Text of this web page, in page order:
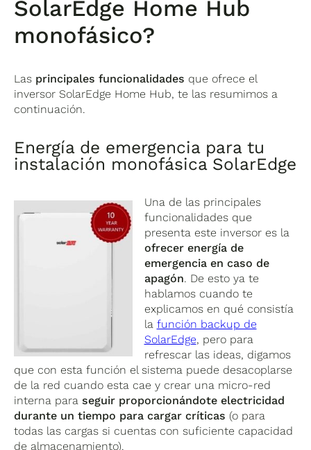
SolarEdge Home Hub
monofásico?
Las principales funcionalidades que ofrece el
inversor SolarEdge Home Hub, te las resumimos a
continuación.
Energía de emergencia para tu
instalación monofásica SolarEdge
Una de las principales
funcionalidades que
presenta este inversor es la
ofrecer energía de
emergencia en caso de
apagón. De esto ya te
hablamos cuando te
explicamos en qué consistía
la función backup de
SolarEdge, pero para
refrescar las ideas, digamos
que con esta función el sistema puede desacoplarse
de la red cuando esta cae y crear una micro-red
interna paraseguir proporcionándote electricidad
durante un tiempo para cargar críticas (o para
todas las cargas si cuentas con suficiente capacidad
de almacenamiento).